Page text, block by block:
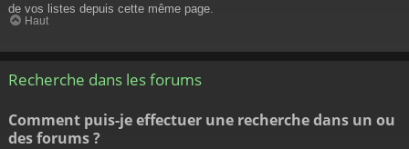
de vos listes depuis cette même page.
Haut
Recherche dans les forums
Comment puis-je effectuer une recherche dans un ou
des forums ?